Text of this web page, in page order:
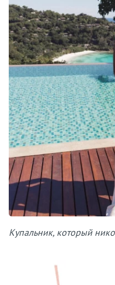
Купальник, который